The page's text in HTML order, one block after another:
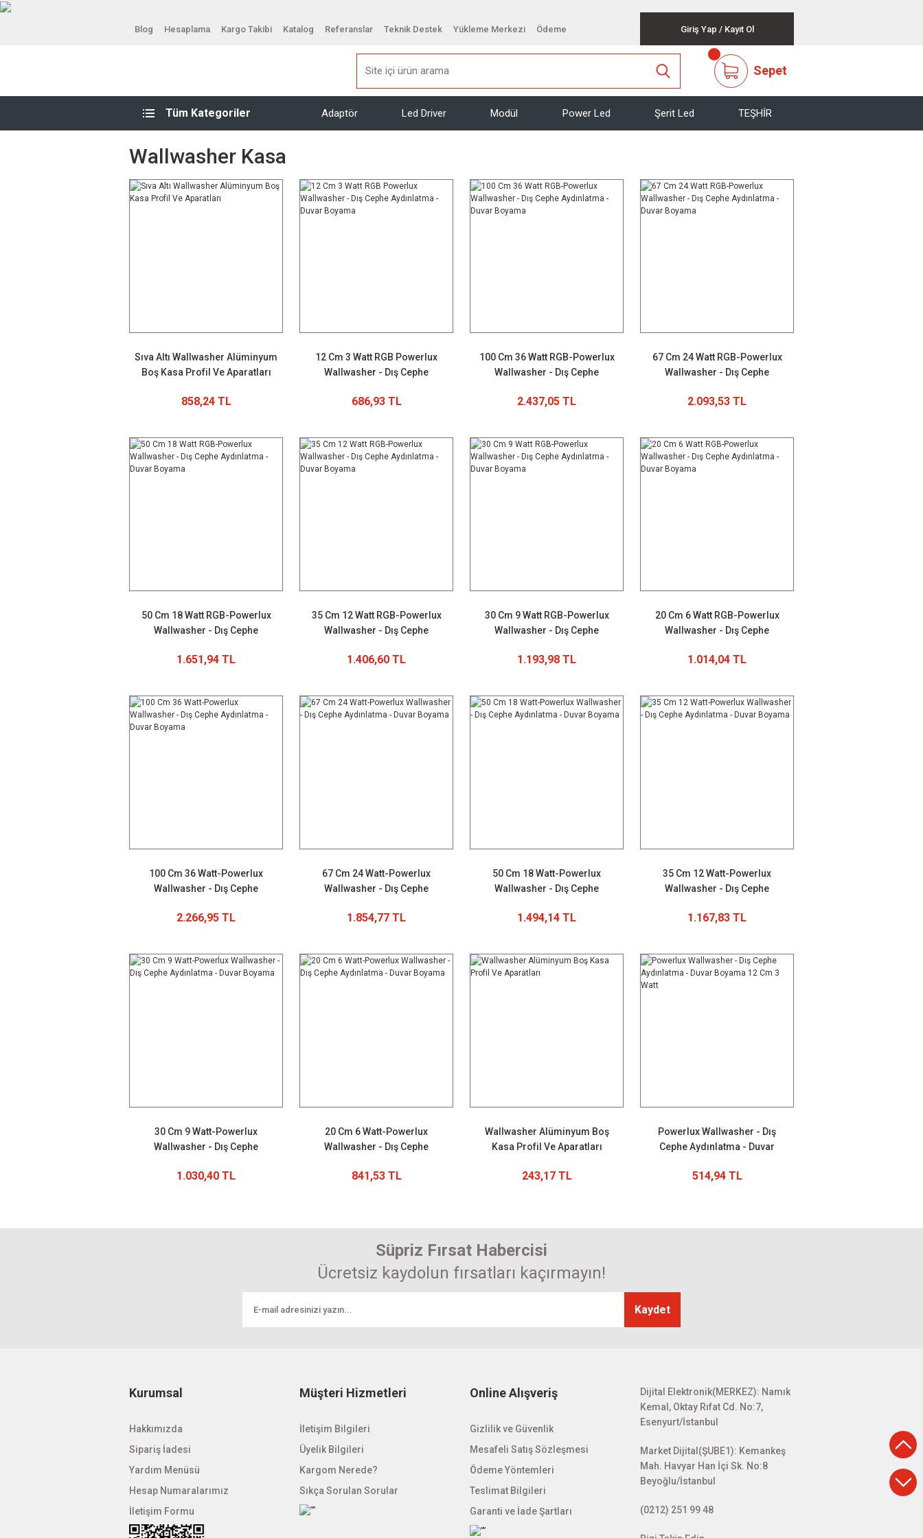
Blog Hesaplama Kargo Takibi Katalog Referanslar Teknik Destek Yükleme Merkezi Ödeme Giriş Yap / Kayıt Ol
Sepet
Tüm Kategoriler Adaptör Led Driver Modül Power Led Şerit Led TEŞHİR
Wallwasher Kasa
Sıva Altı Wallwasher Alüminyum
Boş Kasa Profil Ve Aparatları
858,24 TL
12 Cm 3 Watt RGB Powerlux
Wallwasher - Dış Cephe
686,93 TL
100 Cm 36 Watt RGB-Powerlux
Wallwasher - Dış Cephe
2.437,05 TL
67 Cm 24 Watt RGB-Powerlux
Wallwasher - Dış Cephe
2.093,53 TL
50 Cm 18 Watt RGB-Powerlux
Wallwasher - Dış Cephe
1.651,94 TL
35 Cm 12 Watt RGB-Powerlux
Wallwasher - Dış Cephe
1.406,60 TL
30 Cm 9 Watt RGB-Powerlux
Wallwasher - Dış Cephe
1.193,98 TL
20 Cm 6 Watt RGB-Powerlux
Wallwasher - Dış Cephe
1.014,04 TL
100 Cm 36 Watt-Powerlux
Wallwasher - Dış Cephe
2.266,95 TL
67 Cm 24 Watt-Powerlux
Wallwasher - Dış Cephe
1.854,77 TL
50 Cm 18 Watt-Powerlux
Wallwasher - Dış Cephe
1.494,14 TL
35 Cm 12 Watt-Powerlux
Wallwasher - Dış Cephe
1.167,83 TL
30 Cm 9 Watt-Powerlux
Wallwasher - Dış Cephe
1.030,40 TL
20 Cm 6 Watt-Powerlux
Wallwasher - Dış Cephe
841,53 TL
Wallwasher Alüminyum Boş
Kasa Profil Ve Aparatları
243,17 TL
Powerlux Wallwasher - Dış
Cephe Aydınlatma - Duvar
514,94 TL
Süpriz Fırsat Habercisi
Ücretsiz kaydolun fırsatları kaçırmayın!
Kaydet
Kurumsal
Hakkımızda
Sipariş İadesi
Yardım Menüsü
Hesap Numaralarımız
İletişim Formu
Müşteri Hizmetleri
İletişim Bilgileri
Üyelik Bilgileri
Kargom Nerede?
Sıkça Sorulan Sorular
Online Alışveriş
Gizlilik ve Güvenlik
Mesafeli Satış Sözleşmesi
Ödeme Yöntemleri
Teslimat Bilgileri
Garanti ve İade Şartları
Dijital Elektronik(MERKEZ): Namık
Kemal, Oktay Rıfat Cd. No:7,
Esenyurt/İstanbul
Market Dijital(ŞUBE1): Kemankeş
Mah. Havyar Han İçi Sk. No:8
Beyoğlu/İstanbul
(0212) 251 99 48